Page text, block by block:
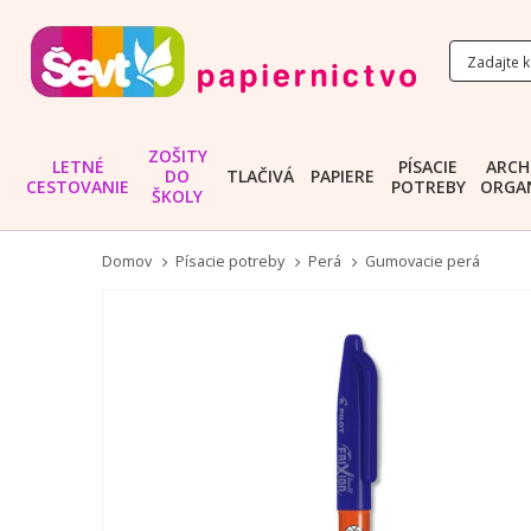
LETNÉ
CESTOVANIE
ZOŠITY
DO
ŠKOLY
TLAČIVÁ PAPIERE
PÍSACIE
POTREBY
Domov Písacie potreby Perá Gumovacie perá